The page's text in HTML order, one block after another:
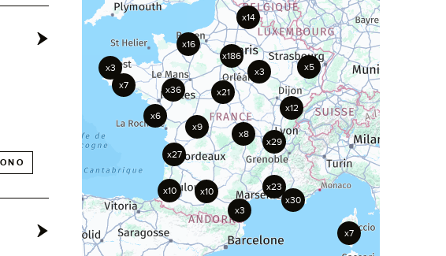
x3
x7
x30
x23
x29
x5
x12
x14
x3
x9
x8
x21
x6
x10
x10
x27
x7
x3
x36
x186
x16